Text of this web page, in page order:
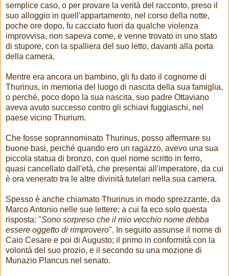
semplice caso, o per provare la verità del racconto, preso il
suo alloggio in quell'appartamento, nel corso della notte,
poche ore dopo, fu cacciato fuori da qualche violenza
improvvisa, non sapeva come, e venne trovato in uno stato
di stupore, con la spalliera del suo letto, davanti alla porta
della camera.
Mentre era ancora un bambino, gli fu dato il cognome di
Thurinus, in memoria del luogo di nascita della sua famiglia,
o perché, poco dopo la sua nascita, suo padre Ottaviano
aveva avuto successo contro gli schiavi fuggiaschi, nel
paese vicino Thurium.
Che fosse soprannominato Thurinus, posso affermare su
buone basi, perché quando ero un ragazzo, avevo una sua
piccola statua di bronzo, con quel nome scritto in ferro,
quasi cancellato dall'età, che presentai all'imperatore, da cui
è ora venerato tra le altre divinità tutelari nella sua camera.
Spesso è anche chiamato Thurinus in modo sprezzante, da
Marco Antonio nelle sue lettere; a cui fa eco solo questa
risposta: "Sono sorpreso che il mio vecchio nome debba
essere oggetto di rimprovero". In seguito assunse il nome di
Caio Cesare e poi di Augusto; il primo in conformità con la
volontà del suo prozio, e il secondo su una mozione di
Munazio Plancus nel senato.